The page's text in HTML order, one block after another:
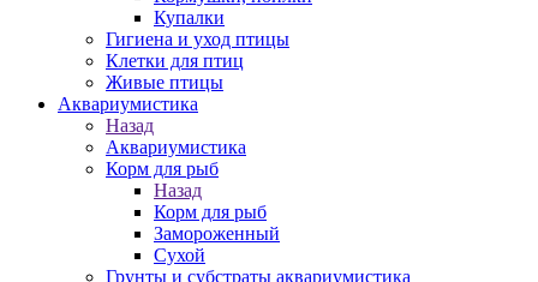
Купалки
Гигиена и уход птицы
Клетки для птиц
Живые птицы
Аквариумистика
Назад
Аквариумистика
Корм для рыб
Назад
Корм для рыб
Замороженный
Сухой
Грунты и субстраты аквариумистика